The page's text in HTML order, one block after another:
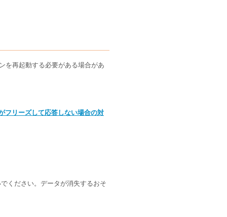
を再起動する必要がある場合があ
フリーズして応答しない場合の対
ください。データが消失するおそ